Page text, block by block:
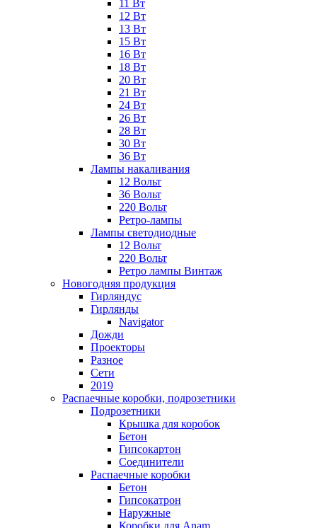
11 Вт
12 Вт
13 Вт
15 Вт
16 Вт
18 Вт
20 Вт
21 Вт
24 Вт
26 Вт
28 Вт
30 Вт
36 Вт
Лампы накаливания
12 Вольт
36 Вольт
220 Вольт
Ретро-лампы
Лампы светодиодные
12 Вольт
220 Вольт
Ретро лампы Винтаж
Новогодняя продукция
Гирляндус
Гирлянды
Navigator
Дожди
Проекторы
Разное
Сети
2019
Распаечные коробки, подрозетники
Подрозетники
Крышка для коробок
Бетон
Гипсокартон
Соединители
Распаечные коробки
Бетон
Гипсокатрон
Наружные
Коробки для Anam